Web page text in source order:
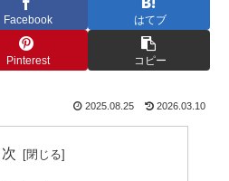
Facebook はてブ
Pinterest コピー
2025.08.25 2026.03.10
次